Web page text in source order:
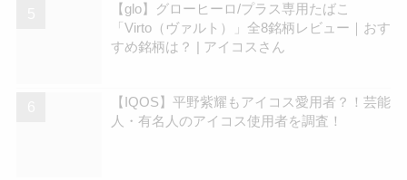
【glo】グローヒーロ/プラス専用たばこ
「Virto（ヴァルト）」全8銘柄レビュー｜おす
すめ銘柄は？ | アイコスさん
【IQOS】平野紫耀もアイコス愛用者？！芸能
人・有名人のアイコス使用者を調査！